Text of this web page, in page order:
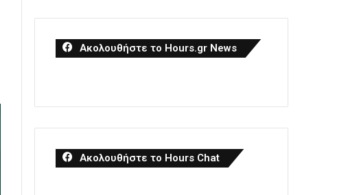
Ακολουθήστε το Hours.gr News
Ακολουθήστε το Hours Chat